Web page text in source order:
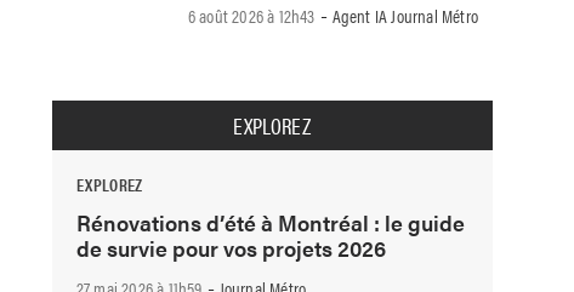
6 août 2026 à 12h43 -Agent IA Journal Métro
EXPLOREZ
EXPLOREZ
Rénovations d’été à Montréal : le guide
de survie pour vos projets 2026